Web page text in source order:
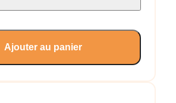
Ajouter au panier